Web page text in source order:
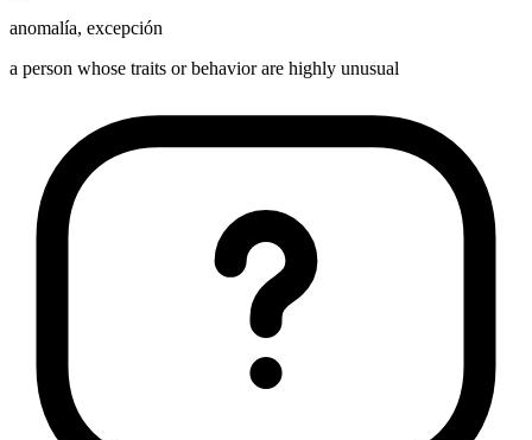
anomalía, excepción
a person whose traits or behavior are highly unusual